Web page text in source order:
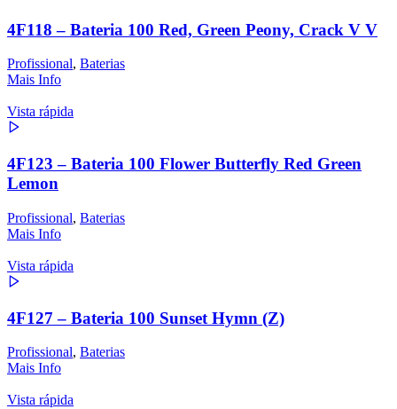
4F118 – Bateria 100 Red, Green Peony, Crack V V
Profissional, Baterias
Mais Info
Vista rápida
4F123 – Bateria 100 Flower Butterfly Red Green
Lemon
Profissional, Baterias
Mais Info
Vista rápida
4F127 – Bateria 100 Sunset Hymn (Z)
Profissional, Baterias
Mais Info
Vista rápida